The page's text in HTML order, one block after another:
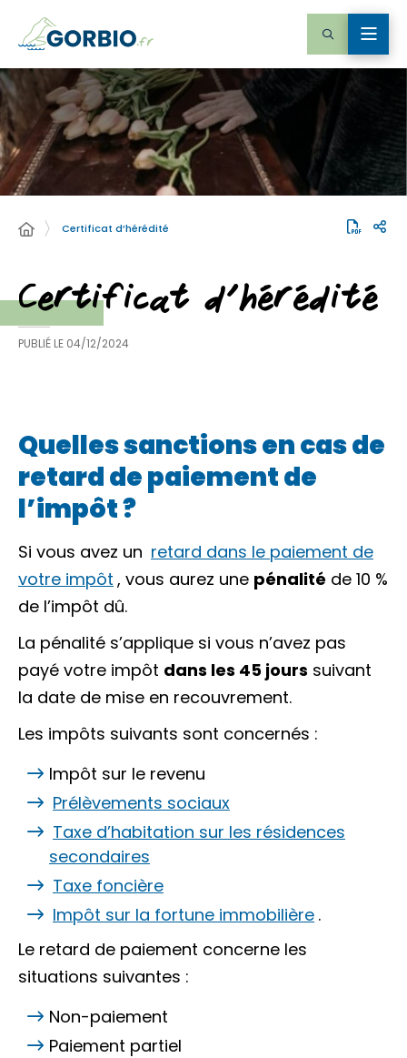
Certificat d’hérédité
Certificat d’hérédité
PUBLIÉ LE 04/12/2024
Quelles sanctions en cas de
retard de paiement de
l’impôt ?
Si vous avez un retard dans le paiement de
votre impôt , vous aurez une pénalité de 10 %
de l’impôt dû.
La pénalité s’applique si vous n’avez pas
payé votre impôt dans les 45 jours suivant
la date de mise en recouvrement.
Les impôts suivants sont concernés :
Impôt sur le revenu
Prélèvements sociaux
Taxe d’habitation sur les résidences
secondaires
Taxe foncière
Impôt sur la fortune immobilière .
Le retard de paiement concerne les
situations suivantes :
Non-paiement
Paiement partiel